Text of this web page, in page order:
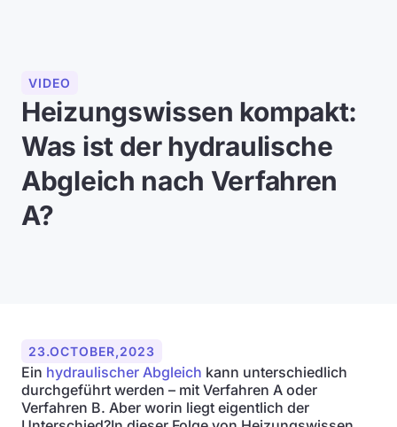
VIDEO
Heizungswissen kompakt:
Was ist der hydraulische
Abgleich nach Verfahren
A?
23.OCTOBER,2023
Ein hydraulischer Abgleich kann unterschiedlich
durchgeführt werden – mit Verfahren A oder
Verfahren B. Aber worin liegt eigentlich der